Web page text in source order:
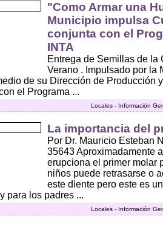
"Como Armar una
Municipio impulsa
conjunta con el
INTA
Entrega de Semillas de la
Verano . Impulsado por la
de su Dirección de Producción
el Programa ...
Locales - Información
La importancia del
Por Dr. Mauricio Esteban
35643 Aproximadamente
erupciona el primer molar
niños puede retrasarse o
este diente pero este es
para los padres ...
Locales - Información